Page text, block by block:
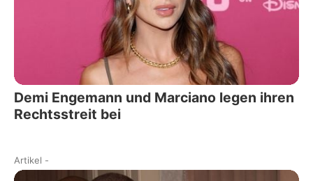
Demi Engemann und Marciano legen ihren
Rechtsstreit bei
Artikel -